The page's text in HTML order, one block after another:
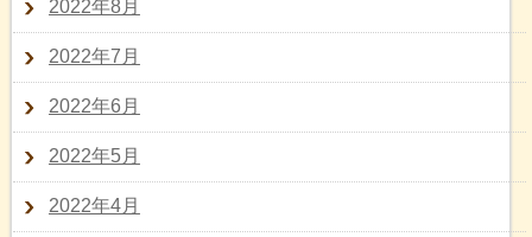
2022年8月
2022年7月
2022年6月
2022年5月
2022年4月